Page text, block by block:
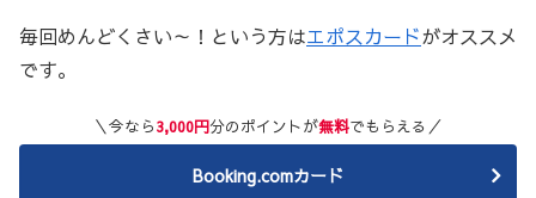
毎回めんどくさい～！という方はエポスカードがオススメ
です。
＼今なら3,000円分のポイントが無料でもらえる／
Booking.comカード